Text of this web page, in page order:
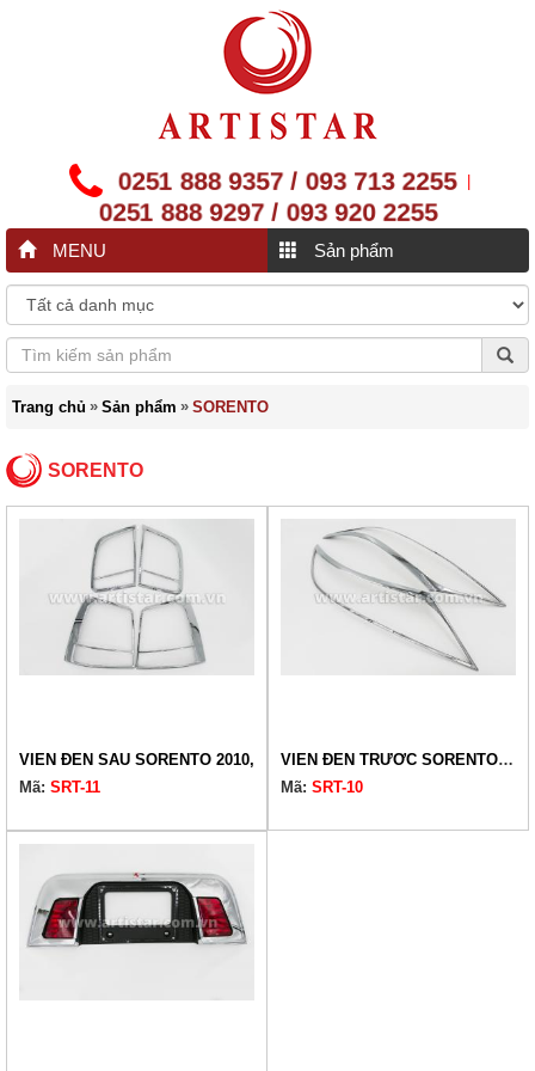
0251 888 9357 / 093 713 2255
0251 888 9297 / 093 920 2255
MENU Sản phẩm
Trang chủ » Sản phẩm » SORENTO
SORENTO
VIỀN ĐÈN SAU SORENTO 2010,
Mã: SRT-11
VIỀN ĐÈN TRƯỚC SORENTO 12,14,
Mã: SRT-10